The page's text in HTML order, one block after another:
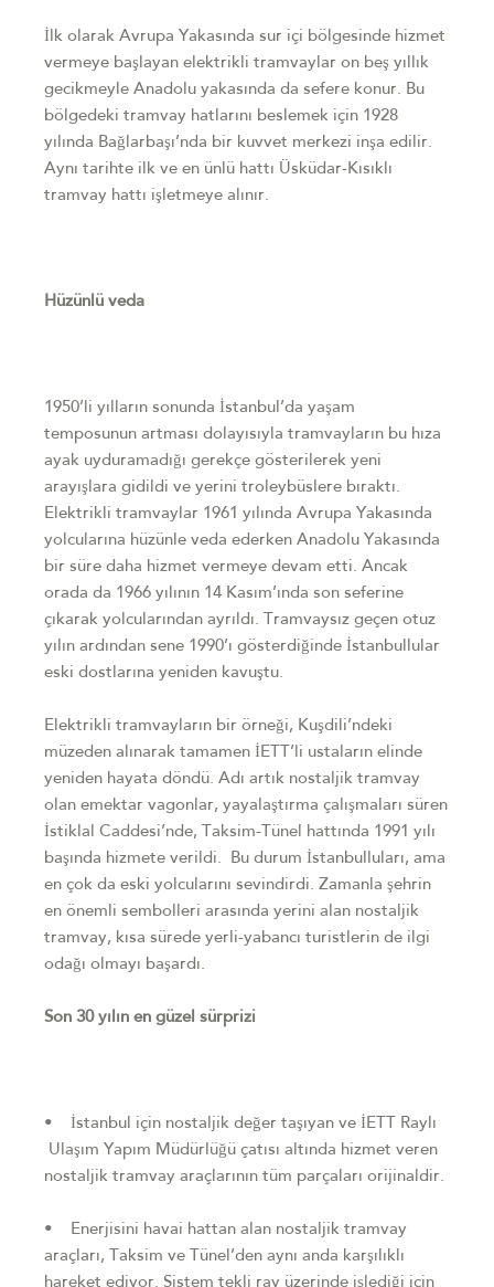
İlk olarak Avrupa Yakasında sur içi bölgesinde hizmet
vermeye başlayan elektrikli tramvaylar on beş yıllık
gecikmeyle Anadolu yakasında da sefere konur. Bu
bölgedeki tramvay hatlarını beslemek için 1928
yılında Bağlarbaşı’nda bir kuvvet merkezi inşa edilir.
Aynı tarihte ilk ve en ünlü hattı Üsküdar-Kısıklı
tramvay hattı işletmeye alınır.
Hüzünlü veda
1950’li yılların sonunda İstanbul’da yaşam
temposunun artması dolayısıyla tramvayların bu hıza
ayak uyduramadığı gerekçe gösterilerek yeni
arayışlara gidildi ve yerini troleybüslere bıraktı.
Elektrikli tramvaylar 1961 yılında Avrupa Yakasında
yolcularına hüzünle veda ederken Anadolu Yakasında
bir süre daha hizmet vermeye devam etti. Ancak
orada da 1966 yılının 14 Kasım’ında son seferine
çıkarak yolcularından ayrıldı. Tramvaysız geçen otuz
yılın ardından sene 1990’ı gösterdiğinde İstanbullular
eski dostlarına yeniden kavuştu.
Elektrikli tramvayların bir örneği, Kuşdili’ndeki
müzeden alınarak tamamen İETT’li ustaların elinde
yeniden hayata döndü. Adı artık nostaljik tramvay
olan emektar vagonlar, yayalaştırma çalışmaları süren
İstiklal Caddesi’nde, Taksim-Tünel hattında 1991 yılı
başında hizmete verildi. Bu durum İstanbulluları, ama
en çok da eski yolcularını sevindirdi. Zamanla şehrin
en önemli sembolleri arasında yerini alan nostaljik
tramvay, kısa sürede yerli-yabancı turistlerin de ilgi
odağı olmayı başardı.
Son 30 yılın en güzel sürprizi
• İstanbul için nostaljik değer taşıyan ve İETT Raylı
Ulaşım Yapım Müdürlüğü çatısı altında hizmet veren
nostaljik tramvay araçlarının tüm parçaları orijinaldir.
• Enerjisini havai hattan alan nostaljik tramvay
araçları, Taksim ve Tünel’den aynı anda karşılıklı
hareket ediyor. Sistem tekli ray üzerinde işlediği için